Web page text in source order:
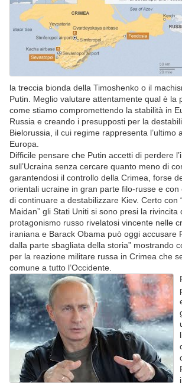
la treccia bionda della Timoshenko o il
Putin. Meglio valutare attentamente qual è la
come stiamo compromettendo la stabilità in
Russia e creando i presupposti per la
Bielorussia, il cui regime rappresenta l’ultimo
Europa.
Difficile pensare che Putin accetti di perdere
sull’Ucraina senza cercare quanto meno di
garantendosi il controllo della Crimea, forse
orientali ucraine in gran parte filo-russe e con
di continuare a destabilizzare Kiev. Certo con
Maidan” gli Stati Uniti si sono presi la rivincita
protagonismo russo rivelatosi vincente nelle
iraniana e Barack Obama può oggi accusare
dalla parte sbagliata della storia” mostrando
per la reazione militare russa in Crimea che
comune a tutto l’Occidente.